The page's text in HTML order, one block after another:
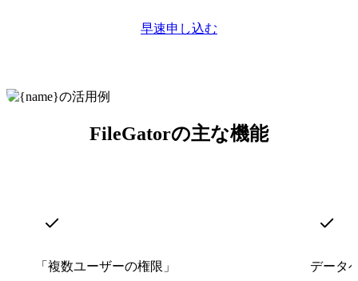
早速申し込む
FileGatorの主な機能
「複数ユーザーの権限」 データ